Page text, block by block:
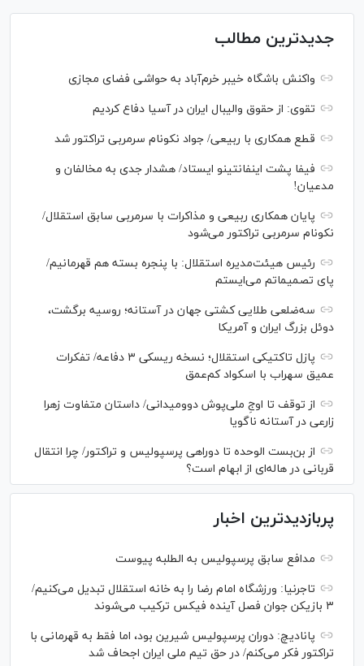
جدیدترین مطالب
واکنش باشگاه خیبر خرم‌آباد به حواشی فضای مجازی
تقوی: از حقوق والیبال ایران در آسیا دفاع کردیم
قطع همکاری با ربیعی/ جواد نکونام سرمربی تراکتور شد
فیفا پشت اینفانتینو ایستاد/ هشدار جدی به مخالفان و
مدعیان!
پایان همکاری ربیعی و مذاکرات با سرمربی سابق استقلال/
نکونام سرمربی تراکتور می‌شود
رئیس هیئت‌مدیره استقلال: با پنجره بسته هم قهرمانیم/
پای تصمیماتم می‌ایستم
سه‌ضلعی طلایی کشتی جهان در آستانه؛ روسیه برگشت،
دوئل بزرگ ایران و آمریکا
پازل تاکتیکی استقلال؛ نسخه ریسکی ۳ دفاعه/ تفکرات
عمیق سهراب با اسکواد کم‌عمق
از توقف تا اوجِ ملی‌پوش دوومیدانی/ داستان متفاوت زهرا
زارعی در آستانه ناگویا
از بن‌بست الوحده تا دوراهی پرسپولیس و تراکتور/ چرا انتقال
قربانی در هاله‌ای از ابهام است؟
پربازدیدترین اخبار
مدافع سابق پرسپولیس به الطلبه پیوست
تاجرنیا: ورزشگاه امام رضا را به خانه استقلال تبدیل می‌کنیم/
۳ بازیکن جوان فصل آینده فیکس ترکیب می‌شوند
پانادیچ: دوران پرسپولیس شیرین بود، اما فقط به قهرمانی با
تراکتور فکر می‌کنم/ در حق تیم ملی ایران اجحاف شد